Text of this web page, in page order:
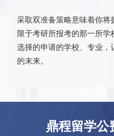
采取双准备策略意味着你将
限于考研所报考的那一所
选择的申请的学校、专业
的末来。
鼎程留学